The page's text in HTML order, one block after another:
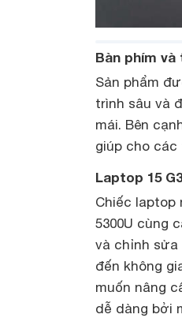
Bàn phím và
Sản phẩm
trình sâu và
mái. Bên
giúp cho
Laptop 15
Chiếc laptop
5300U cùng
và chỉnh sửa
đến không
muốn nâng
dễ dàng bởi